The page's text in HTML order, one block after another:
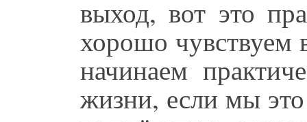
выход, вот это
хорошо
начинаем
жизни, если мы